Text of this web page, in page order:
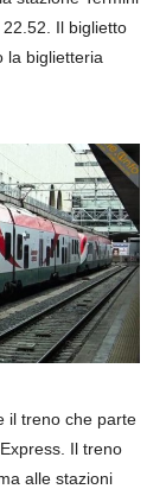
Il biglietto
la biglietteria
il treno che parte
Il treno
alle stazioni